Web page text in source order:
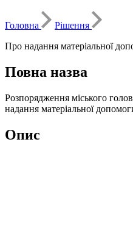
Головна
Рішення
Про надання матеріальної
Повна назва
Розпорядження міського
надання матеріальної
Опис